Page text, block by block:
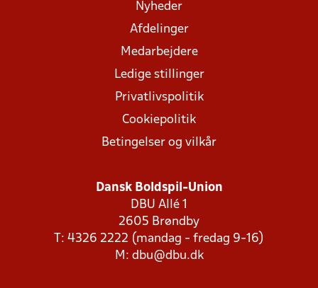
Nyheder
Afdelinger
Medarbejdere
Ledige stillinger
Privatlivspolitik
Cookiepolitik
Betingelser og vilkår
Dansk Boldspil-Union
DBU Allé 1
2605 Brøndby
T: 4326 2222 (mandag - fredag 9-16)
M: dbu@dbu.dk